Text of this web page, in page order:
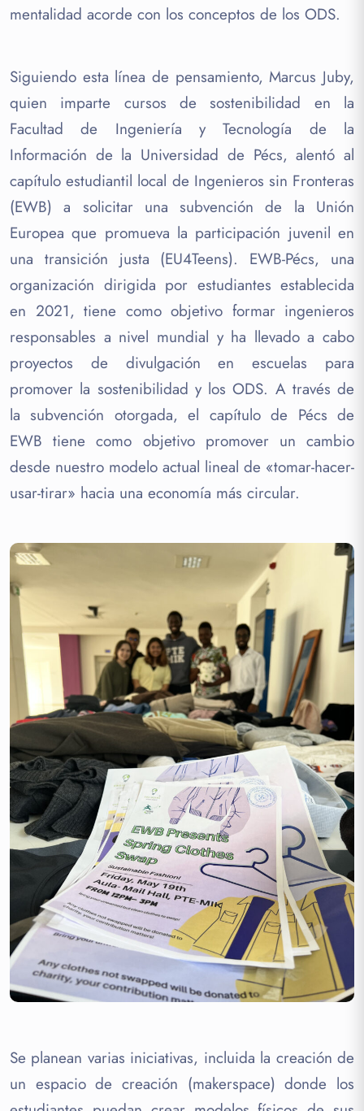
mentalidad acorde con los conceptos de los ODS.
Siguiendo esta línea de pensamiento, Marcus Juby,
quien imparte cursos de sostenibilidad en la
Facultad de Ingeniería y Tecnología de la
Información de la Universidad de Pécs, alentó al
capítulo estudiantil local de Ingenieros sin Fronteras
(EWB) a solicitar una subvención de la Unión
Europea que promueva la participación juvenil en
una transición justa (EU4Teens). EWB-Pécs, una
organización dirigida por estudiantes establecida
en 2021, tiene como objetivo formar ingenieros
responsables a nivel mundial y ha llevado a cabo
proyectos de divulgación en escuelas para
promover la sostenibilidad y los ODS. A través de
la subvención otorgada, el capítulo de Pécs de
EWB tiene como objetivo promover un cambio
desde nuestro modelo actual lineal de «tomar-hacer-
usar-tirar» hacia una economía más circular.
Se planean varias iniciativas, incluida la creación de
un espacio de creación (makerspace) donde los